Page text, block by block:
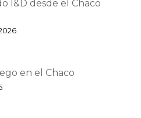
I&D desde el Chaco
en el Chaco